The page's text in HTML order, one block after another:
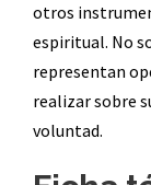
otros
espiritual. No
representan
realizar sobre
voluntad.